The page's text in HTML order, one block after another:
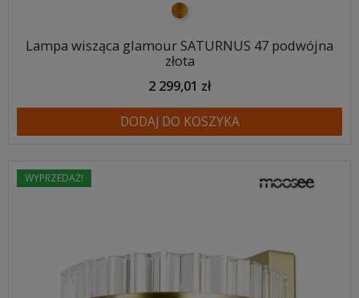
złoty
Lampa wisząca glamour SATURNUS 47 podwójna
złota
2 299,01 zł
DODAJ DO KOSZYKA
WYPRZEDAŻ!